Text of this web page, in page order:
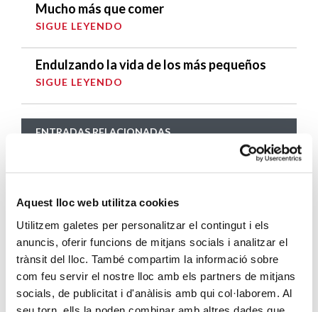
Aquest lloc web utilitza cookies
Utilitzem galetes per personalitzar el contingut i els
anuncis, oferir funcions de mitjans socials i analitzar el
trànsit del lloc. També compartim la informació sobre
com feu servir el nostre lloc amb els partners de mitjans
socials, de publicitat i d'anàlisis amb qui col·laborem. Al
Mucho más que comer
SIGUE LEYENDO
Endulzando la vida de los más pequeños
SIGUE LEYENDO
ENTRADAS RELACIONADAS
Cáritas Diocesana de Barcelona adecúa su
excepcionales generadas por el COVID-19
Descárgate el “¿Quién es Quién?, en el
Portal de Belén”
SIGUE LEYENDO